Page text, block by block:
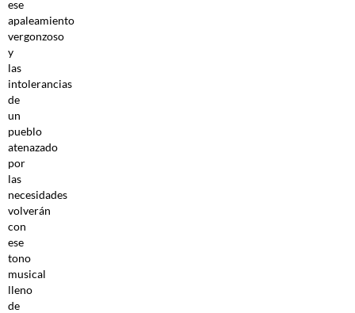
ese
apaleamiento
vergonzoso
y
las
intolerancias
de
un
pueblo
atenazado
por
las
necesidades
volverán
con
ese
tono
musical
lleno
de